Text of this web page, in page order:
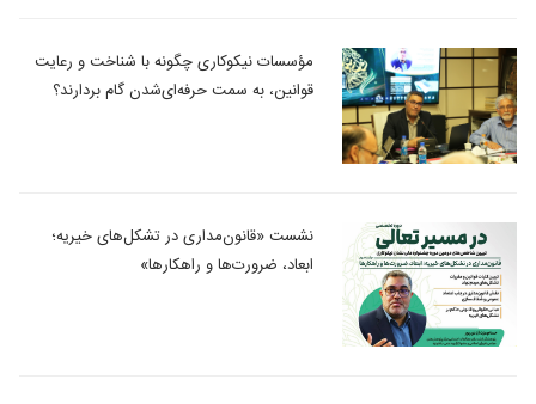
مؤسسات نیکوکاری چگونه با شناخت و رعایت
قوانین، به سمت حرفه‎‌ای‌شدن گام بردارند؟
نشست «قانون‌مداری در تشکل‌های خیریه؛
ابعاد، ضرورت‌ها و راهکارها»